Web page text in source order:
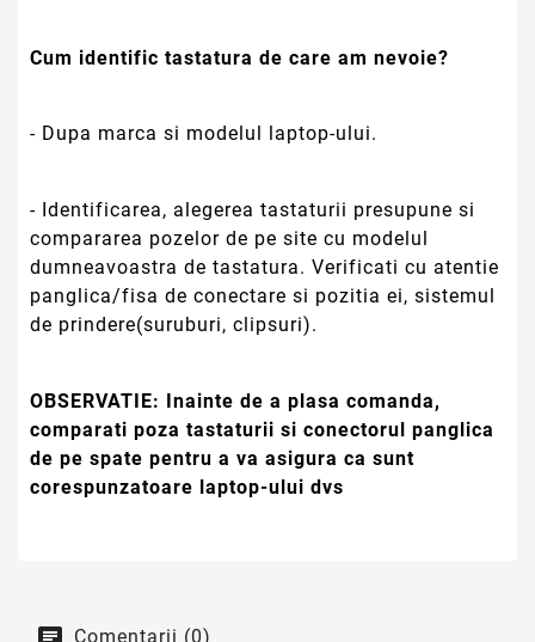
Cum identific tastatura de care am nevoie?
- Dupa marca si modelul laptop-ului.
- Identificarea, alegerea tastaturii presupune si
compararea pozelor de pe site cu modelul
dumneavoastra de tastatura. Verificati cu atentie
panglica/fisa de conectare si pozitia ei, sistemul
de prindere(suruburi, clipsuri).
OBSERVATIE: Inainte de a plasa comanda,
comparati poza tastaturii si conectorul panglica
de pe spate pentru a va asigura ca sunt
corespunzatoare laptop-ului dvs
Comentarii (0)